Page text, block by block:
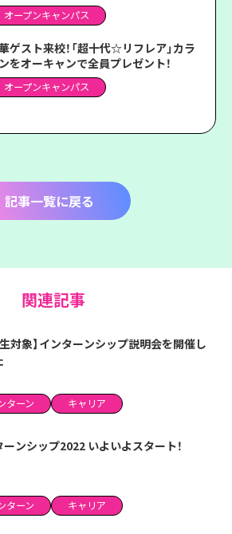
オープンキャンパス
ゲスト来校！「超十代☆リフレア」カラ
をオーキャンで全員プレゼント！
オープンキャンパス
記事一覧に戻る
関連記事
生対象】インターンシップ説明会を開催し
ターン キャリア
ーンシップ2022 いよいよスタート！
ターン キャリア